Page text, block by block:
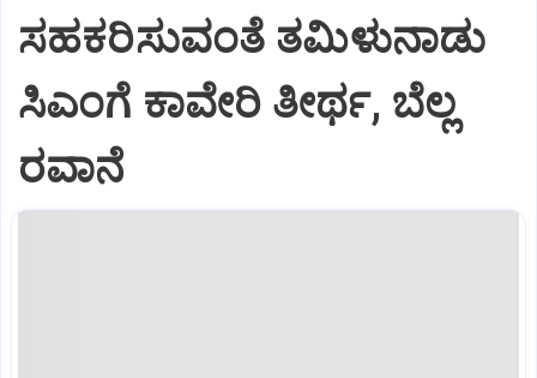
ಸಹಕರಿಸುವಂತೆ ತಮಿಳುನಾಡು
ಸಿಎಂಗೆ ಕಾವೇರಿ ತೀರ್ಥ, ಬೆಲ್ಲ
ರವಾನೆ